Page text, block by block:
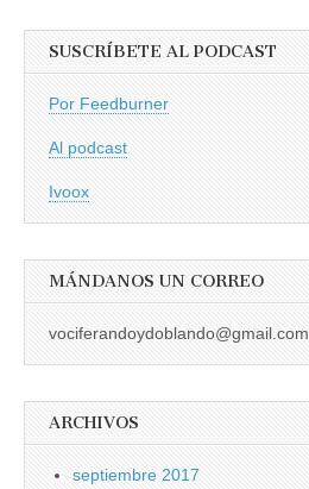
SUSCRÍBETE AL PODCAST
Por Feedburner
Al podcast
Ivoox
MÁNDANOS UN CORREO
vociferandoydoblando@gmail.com
ARCHIVOS
septiembre 2017